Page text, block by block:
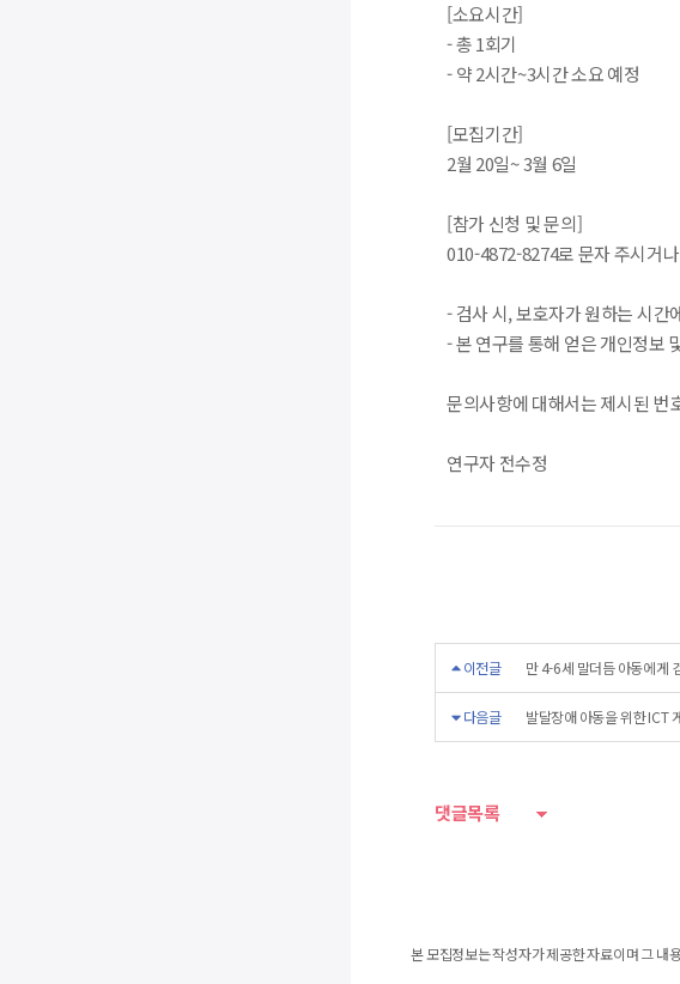
[소요시간]
- 총 1회기
- 약 2시간~3시간 소요 예정
[모집기간]
2월 20일~ 3월 6일
[참가 신청 및 문의]
010-4872-8274로 문자 주시거
- 검사 시, 보호자가 원하는 시간
- 본 연구를 통해 얻은 개인정보
문의사항에 대해서는 제시된 번
연구자 전수정
이전글 만 4-6세 말더듬 아동에게
다음글 발달장애 아동을 위한 ICT
댓글목록
본 모집정보는 작성자가 제공한 자료이며 그 내